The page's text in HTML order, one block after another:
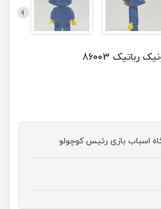
86003
اسباب بازی رئیس کوچولو